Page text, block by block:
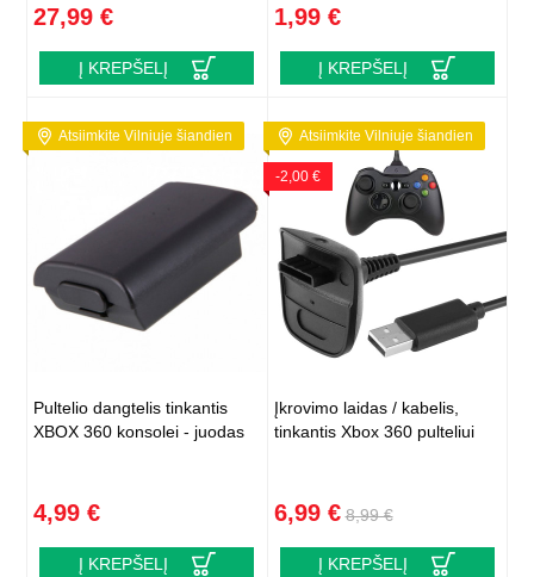
27,99 €
Į KREPŠELĮ
1,99 €
Į KREPŠELĮ
Atsiimkite Vilniuje šiandien
Pultelio dangtelis tinkantis
XBOX 360 konsolei - juodas
4,99 €
Į KREPŠELĮ
Atsiimkite Vilniuje šiandien
-2,00 €
Įkrovimo laidas / kabelis,
tinkantis Xbox 360 pulteliui
6,99 € 8,99 €
Į KREPŠELĮ